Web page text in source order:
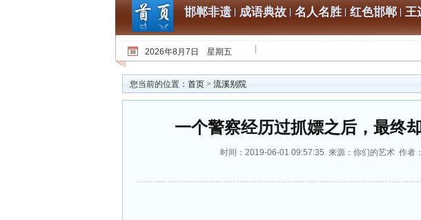
邯郸非遗 成语典故 名人名胜 红色邯郸 王
2026年8月7日 星期五
您当前的位置： 首页 > 流溪别院
一个警察经历过抓嫖之后，最终
时间：2019-06-01 09:57:35 来源：你们的艺术 作者